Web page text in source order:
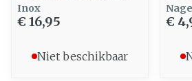
Inox
€ 16,95
Niet beschikbaar
€